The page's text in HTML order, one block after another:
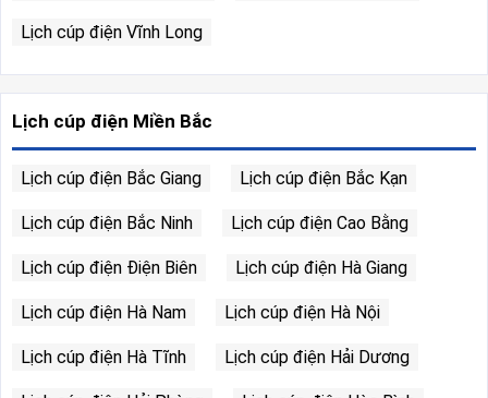
Lịch cúp điện Vĩnh Long
Lịch cúp điện Miền Bắc
Lịch cúp điện Bắc Giang Lịch cúp điện Bắc Kạn
Lịch cúp điện Bắc Ninh Lịch cúp điện Cao Bằng
Lịch cúp điện Điện Biên Lịch cúp điện Hà Giang
Lịch cúp điện Hà Nam Lịch cúp điện Hà Nội
Lịch cúp điện Hà Tĩnh Lịch cúp điện Hải Dương